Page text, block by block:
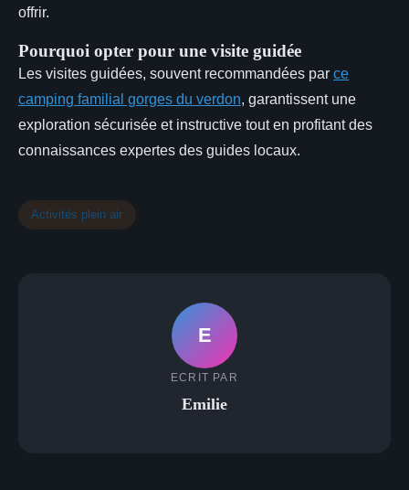
offrir.
Pourquoi opter pour une visite guidée
Les visites guidées, souvent recommandées par ce
camping familial gorges du verdon, garantissent une
exploration sécurisée et instructive tout en profitant des
connaissances expertes des guides locaux.
Activités plein air
E
ECRIT PAR
Emilie